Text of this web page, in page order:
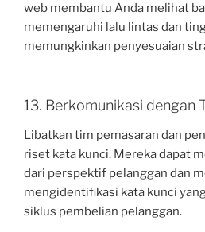
web membantu Anda melihat
memengaruhi lalu lintas dan
memungkinkan penyesuaian
13. Berkomunikasi dengan
Libatkan tim pemasaran dan
riset kata kunci. Mereka dapat
dari perspektif pelanggan dan
mengidentifikasi kata kunci
siklus pembelian pelanggan.